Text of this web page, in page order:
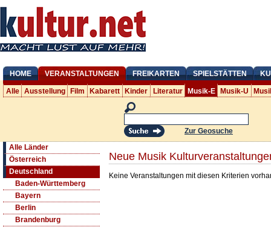
HOME VERANSTALTUNGEN FREIKARTEN SPIELSTÄTTEN
Alle Ausstellung Film Kabarett Kinder Literatur Musik-E Musik-U
Zur Geosuche
Alle Länder
Österreich
Deutschland
Baden-Württemberg
Bayern
Berlin
Brandenburg
Neue Musik
Keine Veranstaltungen mit diesen Kriterien